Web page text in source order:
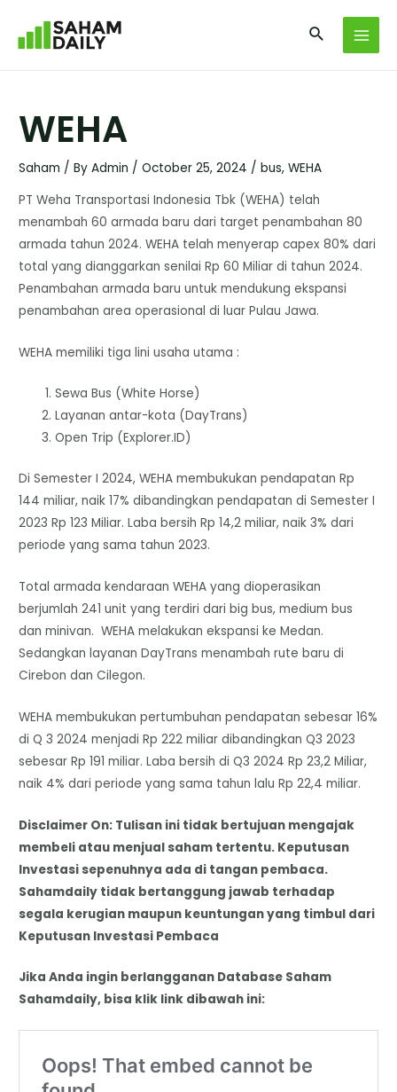
WEHA
Saham / ByAdmin /October 25, 2024 /bus,WEHA
PT Weha Transportasi Indonesia Tbk (WEHA) telah
menambah 60 armada baru dari target penambahan 80
armada tahun 2024. WEHA telah menyerap capex 80% dari
total yang dianggarkan senilai Rp 60 Miliar di tahun 2024.
Penambahan armada baru untuk mendukung ekspansi
penambahan area operasional di luar Pulau Jawa.
WEHA memiliki tiga lini usaha utama :
Sewa Bus (White Horse)
Layanan antar-kota (DayTrans)
Open Trip (Explorer.ID)
Di Semester I 2024, WEHA membukukan pendapatan Rp
144 miliar, naik 17% dibandingkan pendapatan di Semester I
2023 Rp 123 Miliar. Laba bersih Rp 14,2 miliar, naik 3% dari
periode yang sama tahun 2023.
Total armada kendaraan WEHA yang dioperasikan
berjumlah 241 unit yang terdiri dari big bus, medium bus
dan minivan. WEHA melakukan ekspansi ke Medan.
Sedangkan layanan DayTrans menambah rute baru di
Cirebon dan Cilegon.
WEHA membukukan pertumbuhan pendapatan sebesar 16%
di Q 3 2024 menjadi Rp 222 miliar dibandingkan Q3 2023
sebesar Rp 191 miliar. Laba bersih di Q3 2024 Rp 23,2 Miliar,
naik 4% dari periode yang sama tahun lalu Rp 22,4 miliar.
Disclaimer On: Tulisan ini tidak bertujuan mengajak
membeli atau menjual saham tertentu. Keputusan
Investasi sepenuhnya ada di tangan pembaca.
Sahamdaily tidak bertanggung jawab terhadap
segala kerugian maupun keuntungan yang timbul dari
Keputusan Investasi Pembaca
Jika Anda ingin berlangganan Database Saham
Sahamdaily, bisa klik link dibawah ini: